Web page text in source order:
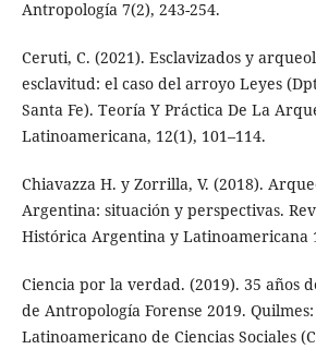
Antropología 7(2), 243-254.
Ceruti, C. (2021). Esclavizados y
esclavitud: el caso del arroyo Leyes
Santa Fe). Teoría Y Práctica De La
Latinoamericana, 12(1), 101–114.
Chiavazza H. y Zorrilla, V. (2018).
Argentina: situación y perspectivas.
Histórica Argentina y Latinoamericana
Ciencia por la verdad. (2019). 35 años
de Antropología Forense 2019. Quilmes:
Latinoamericano de Ciencias Sociales